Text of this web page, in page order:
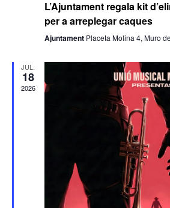
L’Ajuntament regala kit
per a arreplegar caques
Ajuntament Placeta Molina 4, Muro
JUL.
18
2026